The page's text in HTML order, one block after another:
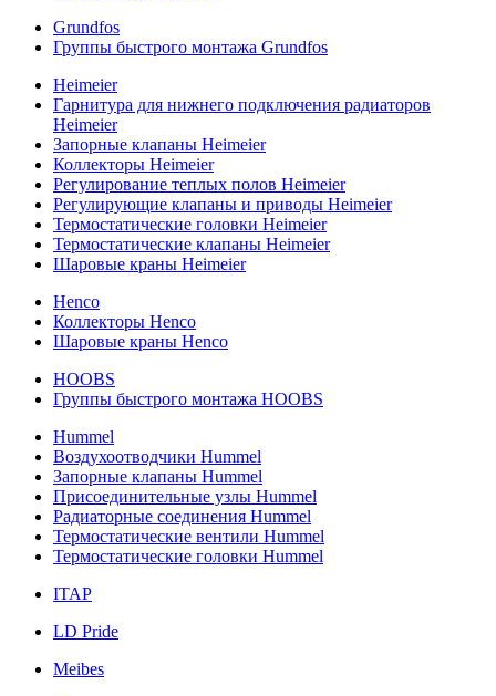
Grundfos
Группы быстрого монтажа Grundfos
Heimeier
Гарнитура для нижнего подключения радиаторов
Heimeier
Запорные клапаны Heimeier
Коллекторы Heimeier
Регулирование теплых полов Heimeier
Регулирующие клапаны и приводы Heimeier
Термостатические головки Heimeier
Термостатические клапаны Heimeier
Шаровые краны Heimeier
Henco
Коллекторы Henco
Шаровые краны Henco
HOOBS
Группы быстрого монтажа HOOBS
Hummel
Воздухоотводчики Hummel
Запорные клапаны Hummel
Присоединительные узлы Hummel
Радиаторные соединения Hummel
Термостатические вентили Hummel
Термостатические головки Hummel
ITAP
LD Pride
Meibes